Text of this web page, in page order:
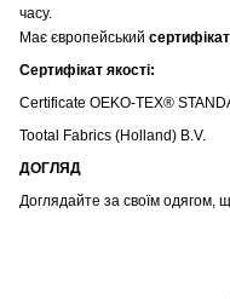
часу.
Має європейський
Сертифікат якості:
Certificate OEKO-TEX®
Tootal Fabrics (Holland) B.V.
ДОГЛЯД
Доглядайте за своїм одягом,